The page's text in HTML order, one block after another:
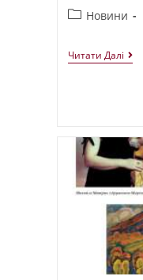
Новини
Читати Далі